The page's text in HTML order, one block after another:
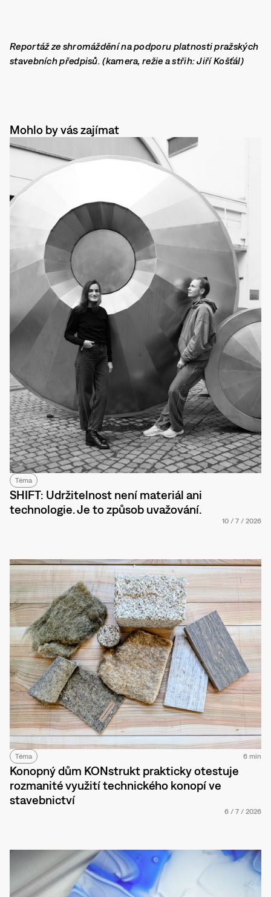
Reportáž ze shromáždění na podporu platnosti pražských
stavebních předpisů. (kamera, režie a střih: Jiří Košťál)
Mohlo by vás zajímat
Téma
SHIFT: Udržitelnost není materiál ani
technologie. Je to způsob uvažování.
10 / 7 / 2026
Téma 6 min
Konopný dům KONstrukt prakticky otestuje
rozmanité využití technického konopí ve
stavebnictví
6 / 7 / 2026